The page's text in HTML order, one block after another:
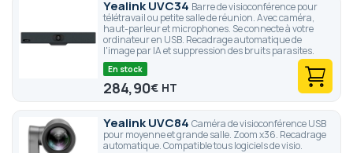
Yealink UVC34 Barre de visioconférence pour
télétravail ou petite salle de réunion. Avec caméra,
haut-parleur et microphones. Se connecte à votre
ordinateur en USB. Recadrage automatique de
l'image par IA et suppression des bruits parasites.
En stock
284,90€
Yealink UVC84 Caméra de visioconférence USB
pour moyenne et grande salle. Zoom x36. Recadrage
automatique. Compatible tous logiciels de visio.